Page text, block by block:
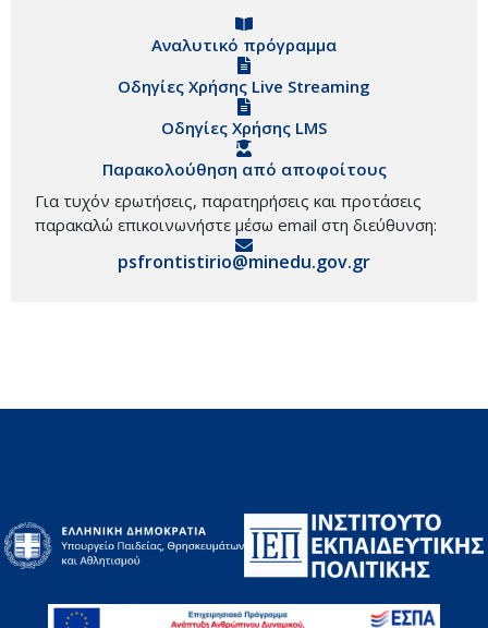
Αναλυτικό πρόγραμμα
Οδηγίες Χρήσης Live Streaming
Οδηγίες Χρήσης LMS
Παρακολούθηση από αποφοίτους
Για τυχόν ερωτήσεις, παρατηρήσεις και προτάσεις
παρακαλώ επικοινωνήστε μέσω email στη διεύθυνση:
psfrontistirio@minedu.gov.gr